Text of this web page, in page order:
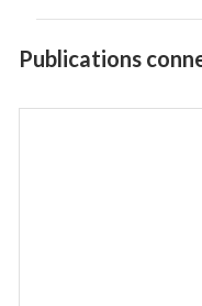
Publications